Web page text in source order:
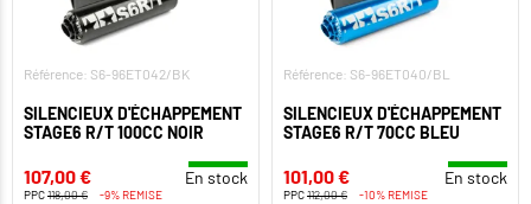
Référence: S6-96ET042/BK
SILENCIEUX D'ÉCHAPPEMENT
STAGE6 R/T 100CC NOIR
107,00 € En stock
PPC118,00 € -9% REMISE
Référence: S6-96ET040/BL
SILENCIEUX D'ÉCHAPPEMENT
STAGE6 R/T 70CC BLEU
101,00 € En stock
PPC112,00 € -10% REMISE